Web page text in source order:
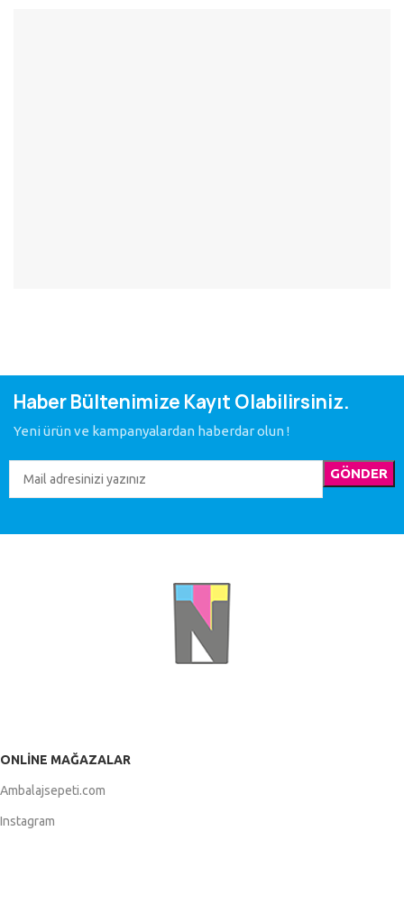
Haber Bültenimize Kayıt Olabilirsiniz.
Yeni ürün ve kampanyalardan haberdar olun !
ONLINE MAĞAZALAR
Ambalajsepeti.com
Instagram